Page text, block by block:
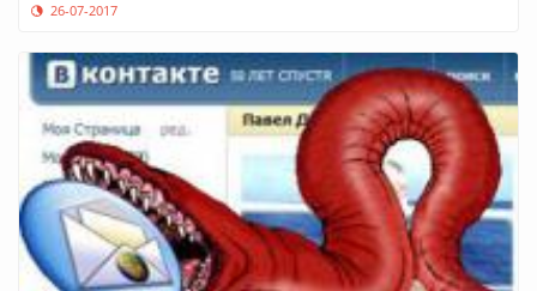
26-07-2017